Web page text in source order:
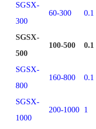
SGSX-
300
60-300 0.1
SGSX-
500
100-500 0.1
SGSX-
800
160-800 0.1
SGSX-
1000
200-1000 1